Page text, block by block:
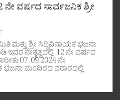
ವರ್ಷದ ಸಾರ್ವಜನಿಕ ಶ್ರೀ
ಮತ್ತು ಶ್ರೀ ಸಿದ್ಧಿವಿನಾಯಕ ಭಜನಾ
ನೇತೃತ್ವದಲ್ಲಿ 12 ನೇ ವರ್ಷದ
07 .09.2024 ನೇ
ಭಜನಾ ಮಂದಿರದ ವಠಾರದಲ್ಲಿ